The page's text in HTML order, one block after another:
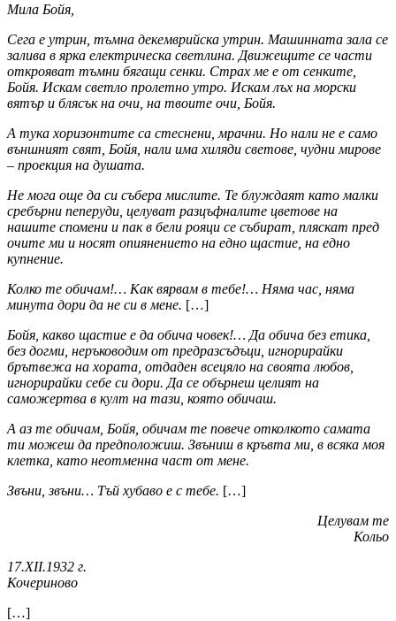
Мила Бойя,
Сега е утрин, тъмна декемврийска утрин. Машинната зала се
залива в ярка електрическа светлина. Движещите се части
открояват тъмни бягащи сенки. Страх ме е от сенките,
Бойя. Искам светло пролетно утро. Искам лъх на морски
вятър и блясък на очи, на твоите очи, Бойя.
А тука хоризонтите са стеснени, мрачни. Но нали не е само
външният свят, Бойя, нали има хиляди светове, чудни мирове
– проекция на душата.
Не мога още да си събера мислите. Те блуждаят като малки
сребърни пеперуди, целуват разцъфналите цветове на
нашите спомени и пак в бели рояци се събират, пляскат пред
очите ми и носят опиянението на едно щастие, на едно
купнение.
Колко те обичам!… Как вярвам в тебе!… Няма час, няма
минута дори да не си в мене. […]
Бойя, какво щастие е да обича човек!… Да обича без етика,
без догми, неръководим от предразсъдъци, игнорирайки
брътвежа на хората, отдаден всецяло на своята любов,
игнорирайки себе си дори. Да се обърнеш целият на
саможертва в култ на тази, която обичаш.
А аз те обичам, Бойя, обичам те повече отколкото самата
ти можеш да предположиш. Звъниш в кръвта ми, в всяка моя
клетка, като неотменна част от мене.
Звъни, звъни… Тъй хубаво е с тебе. […]
Целувам те
Кольо
17.XII.1932 г.
Кочериново
[…]